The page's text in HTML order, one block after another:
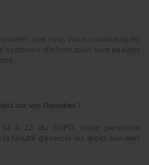
que vous nous communiquez
d’information sont exactes
sur vos Données ?
à 22 du RGPD, toute personne
faculté d’exercer les droits suivants